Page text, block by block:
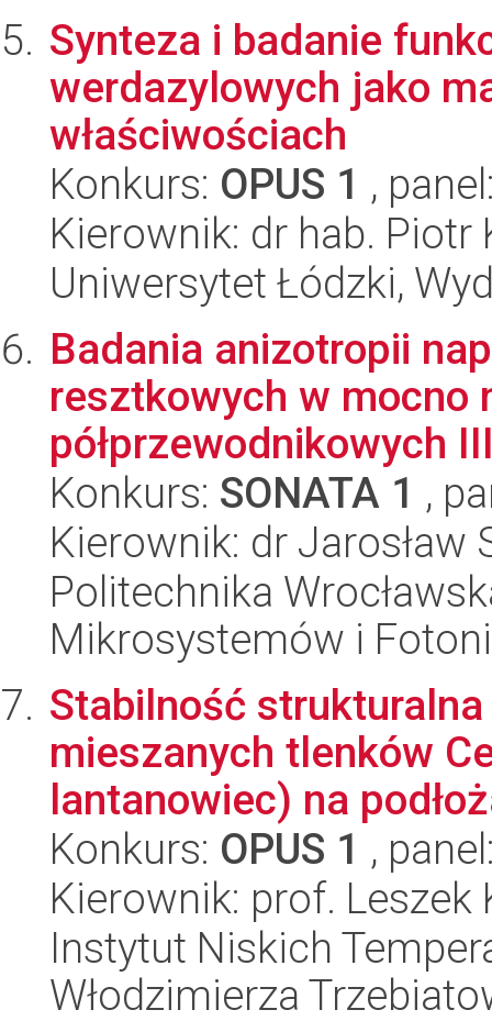
Synteza i badanie
werdazylowych jako
właściwościach
Konkurs: OPUS 1 ,
Kierownik: dr hab. Piotr
Uniwersytet Łódzki,
Badania anizotropii
resztkowych w mocno
półprzewodnikowych
Konkurs: SONATA 1 ,
Kierownik: dr Jarosław
Politechnika
Mikrosystemów i
Stabilność
mieszanych tlenków
lantanowiec) na
Konkurs: OPUS 1 ,
Kierownik: prof. Leszek
Instytut Niskich
Włodzimierza